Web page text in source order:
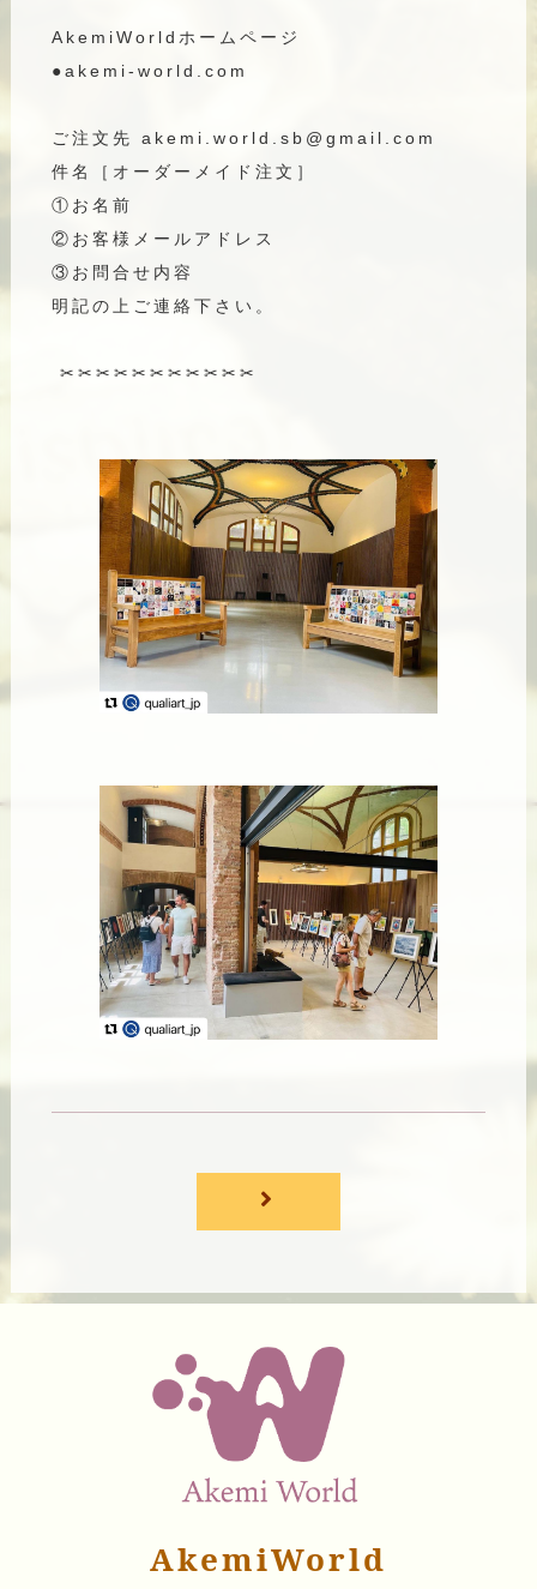
AkemiWorldホームページ
●akemi-world.com
ご注文先 akemi.world.sb@gmail.com
件名［オーダーメイド注文］
①お名前
②お客様メールアドレス
③お問合せ内容
明記の上ご連絡下さい。
✂︎✂︎✂︎✂︎✂︎✂︎✂︎✂︎✂︎✂︎✂︎
AkemiWorld